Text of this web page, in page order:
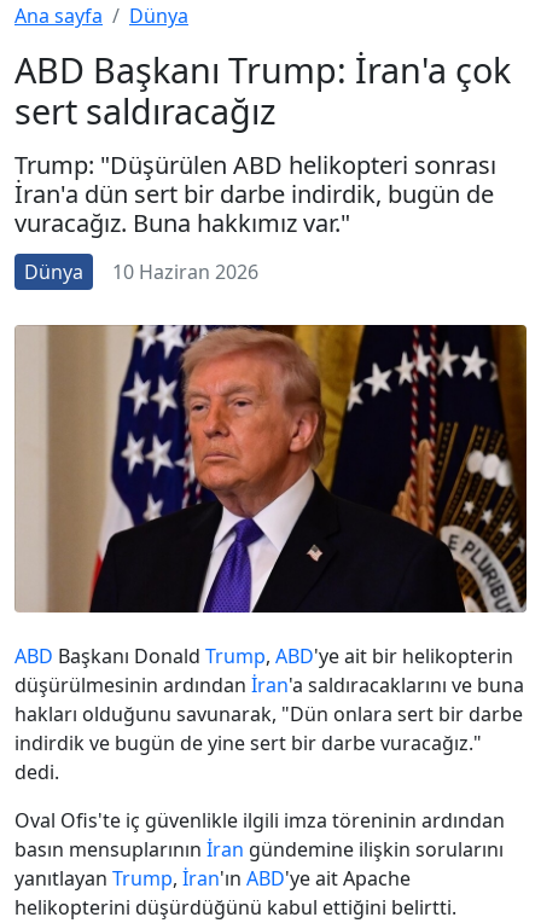
Ana sayfa Dünya
ABD Başkanı Trump: İran'a çok
sert saldıracağız
Trump: "Düşürülen ABD helikopteri sonrası
İran'a dün sert bir darbe indirdik, bugün de
vuracağız. Buna hakkımız var."
Dünya 10 Haziran 2026
ABD Başkanı Donald Trump, ABD'ye ait bir helikopterin
düşürülmesinin ardından İran'a saldıracaklarını ve buna
hakları olduğunu savunarak, "Dün onlara sert bir darbe
indirdik ve bugün de yine sert bir darbe vuracağız."
dedi.
Oval Ofis'te iç güvenlikle ilgili imza töreninin ardından
basın mensuplarının İran gündemine ilişkin sorularını
yanıtlayan Trump, İran'ın ABD'ye ait Apache
helikopterini düşürdüğünü kabul ettiğini belirtti.